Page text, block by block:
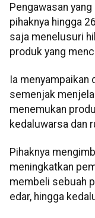
Pengawasan
pihaknya hingga
saja menelusuri
produk yang
Ia menyampaikan
semenjak
menemukan
kedaluwarsa dan
Pihaknya
meningkatkan
membeli sebuah
edar, hingga